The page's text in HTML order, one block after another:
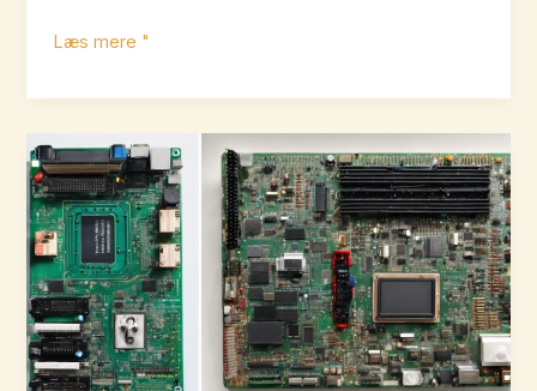
7
loddeteknikker
gennemgående
huller
afsløret
Læs mere "